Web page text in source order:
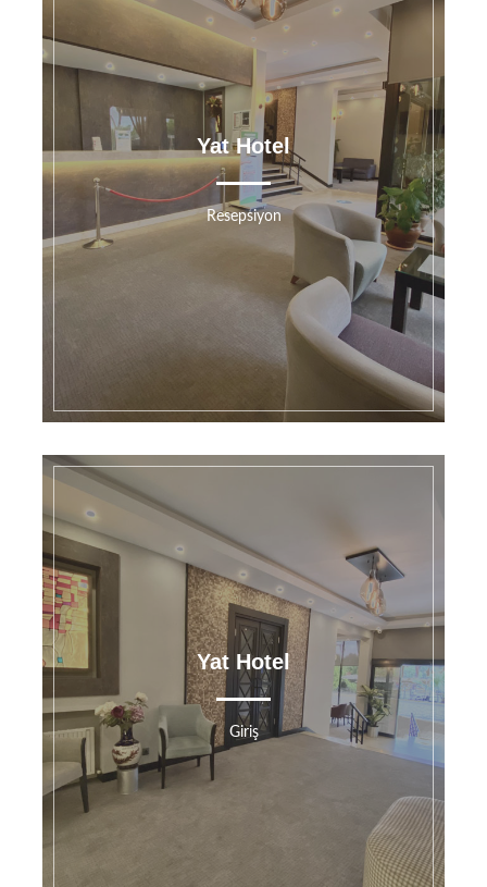
Yat Hotel
Resepsiyon
Yat Hotel
Giriş